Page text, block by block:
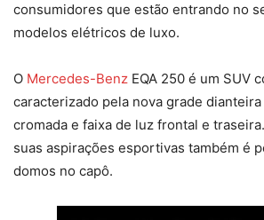
consumidores que estão entrando no
modelos elétricos de luxo.
O Mercedes-Benz EQA 250 é um SUV
caracterizado pela nova grade
cromada e faixa de luz frontal e
suas aspirações esportivas também é
domos no capô.